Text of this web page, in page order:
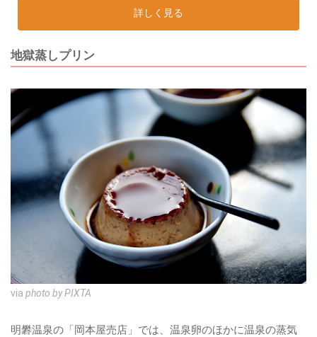
詳しく見る
地獄蒸しプリン
via photo by PIXTA
明礬温泉の「岡本屋売店」では、温泉卵のほかに温泉の蒸気